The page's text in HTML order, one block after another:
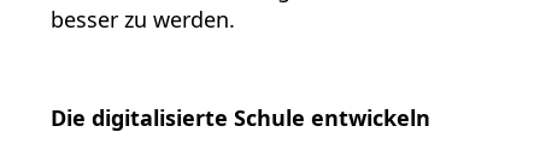
besser zu werden.
Die digitalisierte Schule entwickeln